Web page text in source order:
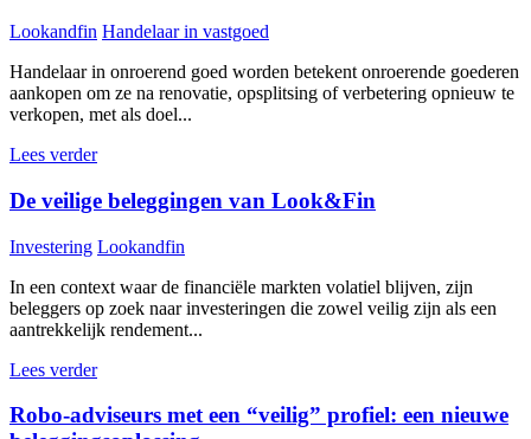
Lookandfin Handelaar in vastgoed
Handelaar in onroerend goed worden betekent onroerende goederen
aankopen om ze na renovatie, opsplitsing of verbetering opnieuw te
verkopen, met als doel...
Lees verder
De veilige beleggingen van Look&Fin
Investering Lookandfin
In een context waar de financiële markten volatiel blijven, zijn
beleggers op zoek naar investeringen die zowel veilig zijn als een
aantrekkelijk rendement...
Lees verder
Robo-adviseurs met een “veilig” profiel: een nieuwe